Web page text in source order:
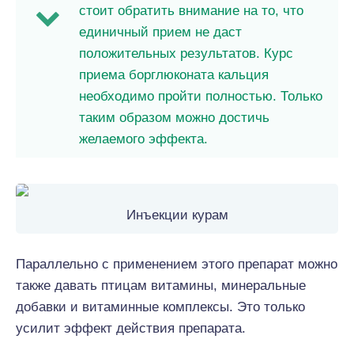
стоит обратить внимание на то, что
единичный прием не даст
положительных результатов. Курс
приема борглюконата кальция
необходимо пройти полностью. Только
таким образом можно достичь
желаемого эффекта.
Инъекции курам
Параллельно с применением этого препарат можно
также давать птицам витамины, минеральные
добавки и витаминные комплексы. Это только
усилит эффект действия препарата.